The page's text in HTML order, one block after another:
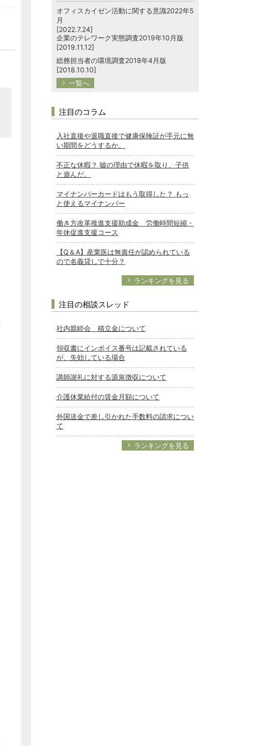
オフィスカイゼン活動に関する意識2022年5
月
[2022.7.24]
企業のテレワーク実態調査2019年10月版
[2019.11.12]
総務担当者の環境調査2018年4月版
[2018.10.10]
一覧へ
注目のコラム
入社直後や退職直後で健康保険証が手元に無
い期間をどうするか。
不正な休暇？ 嘘の理由で休暇を取り、子供
と遊んだ。
マイナンバーカードはもう取得した？ もっ
と使えるマイナンバー
働き方改革推進支援助成金 労働時間短縮・
年休促進支援コース
【Q＆A】産業医は無責任が認められている
ので名義貸しで十分？
ランキングを見る
注目の相談スレッド
社内親睦会 積立金について
領収書にインボイス番号は記載されている
が、失効している場合
講師謝礼に対する源泉徴収について
介護休業給付の賃金月額について
外国送金で差し引かれた手数料の請求につい
て
ランキングを見る